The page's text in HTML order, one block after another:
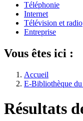
Téléphonie
Internet
Télévision et radio
Entreprise
Vous êtes ici :
Accueil
E-Bibliothèque
Résultats